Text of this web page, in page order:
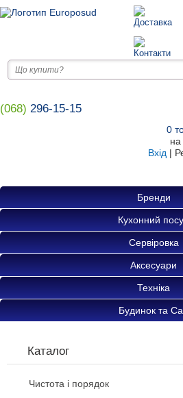
(068) 296-15-15
0
на
Вхід |
Бренди
Кухонний
Сервіровка
Аксесуари
Техніка
Будинок та
Каталог
Чистота і порядок